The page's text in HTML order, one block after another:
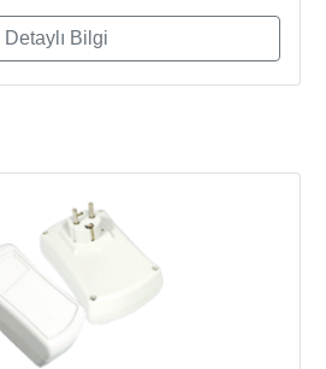
Detaylı Bilgi